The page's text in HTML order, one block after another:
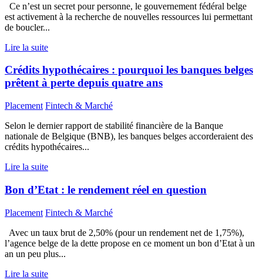
Ce n’est un secret pour personne, le gouvernement fédéral belge
est activement à la recherche de nouvelles ressources lui permettant
de boucler...
Lire la suite
Crédits hypothécaires : pourquoi les banques belges
prêtent à perte depuis quatre ans
Placement Fintech & Marché
Selon le dernier rapport de stabilité financière de la Banque
nationale de Belgique (BNB), les banques belges accorderaient des
crédits hypothécaires...
Lire la suite
Bon d’Etat : le rendement réel en question
Placement Fintech & Marché
Avec un taux brut de 2,50% (pour un rendement net de 1,75%),
l’agence belge de la dette propose en ce moment un bon d’Etat à un
an un peu plus...
Lire la suite